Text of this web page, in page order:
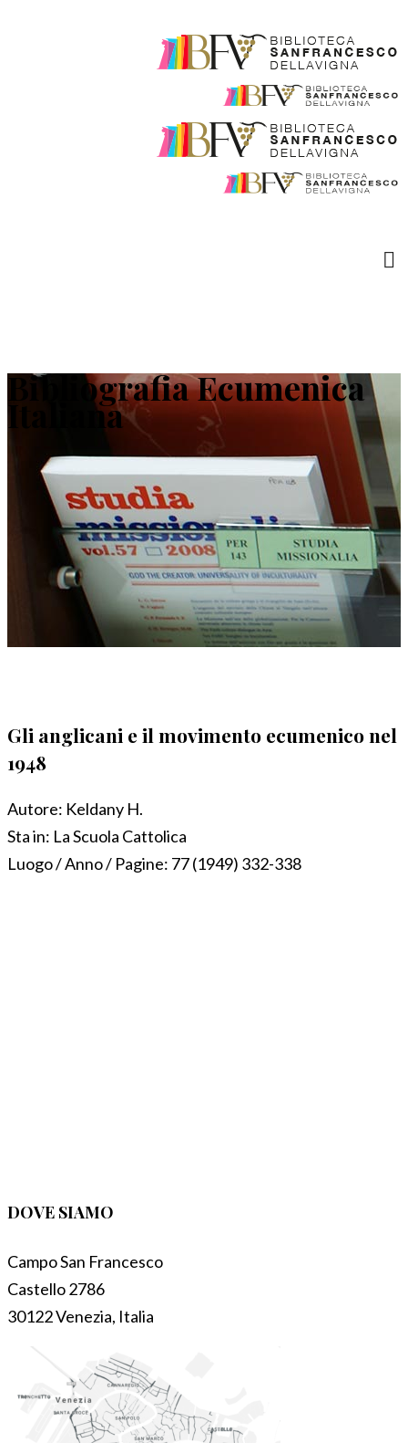
Bibliografia Ecumenica
Italiana
Gli anglicani e il movimento ecumenico nel
1948
Autore: Keldany H.
Sta in: La Scuola Cattolica
Luogo / Anno / Pagine: 77 (1949) 332-338
DOVE SIAMO
Campo San Francesco
Castello 2786
30122 Venezia, Italia